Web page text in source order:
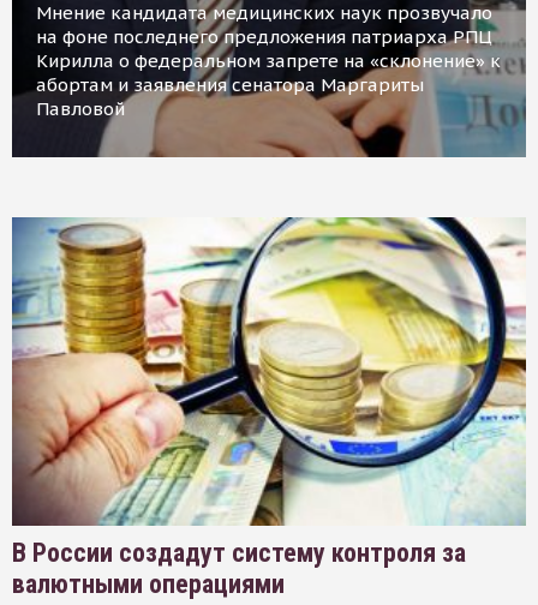
Мнение кандидата медицинских наук прозвучало
на фоне последнего предложения патриарха РПЦ
Кирилла о федеральном запрете на «склонение» к
абортам и заявления сенатора Маргариты
Павловой
В России создадут систему контроля за
валютными операциями